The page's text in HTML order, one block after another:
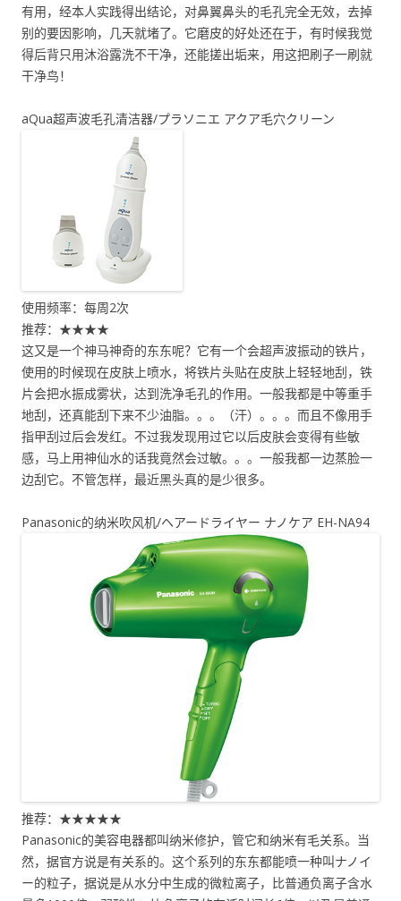
有用，经本人实践得出结论，对鼻翼鼻头的毛孔完全无效，去掉
别的要因影响，几天就堵了。它磨皮的好处还在于，有时候我觉
得后背只用沐浴露洗不干净，还能搓出垢来，用这把刷子一刷就
干净鸟！
aQua超声波毛孔清洁器/プラソニエ アクア毛穴クリーン
使用频率：每周2次
推荐：★★★★
这又是一个神马神奇的东东呢？它有一个会超声波振动的铁片，
使用的时候现在皮肤上喷水，将铁片头贴在皮肤上轻轻地刮，铁
片会把水振成雾状，达到洗净毛孔的作用。一般我都是中等重手
地刮，还真能刮下来不少油脂。。。（汗）。。。而且不像用手
指甲刮过后会发红。不过我发现用过它以后皮肤会变得有些敏
感，马上用神仙水的话我竟然会过敏。。。一般我都一边蒸脸一
边刮它。不管怎样，最近黑头真的是少很多。
Panasonic的纳米吹风机/ヘアードライヤー ナノケア EH-NA94
推荐：★★★★★
Panasonic的美容电器都叫纳米修护，管它和纳米有毛关系。当
然，据官方说是有关系的。这个系列的东东都能喷一种叫ナノイ
ー的粒子，据说是从水分中生成的微粒离子，比普通负离子含水